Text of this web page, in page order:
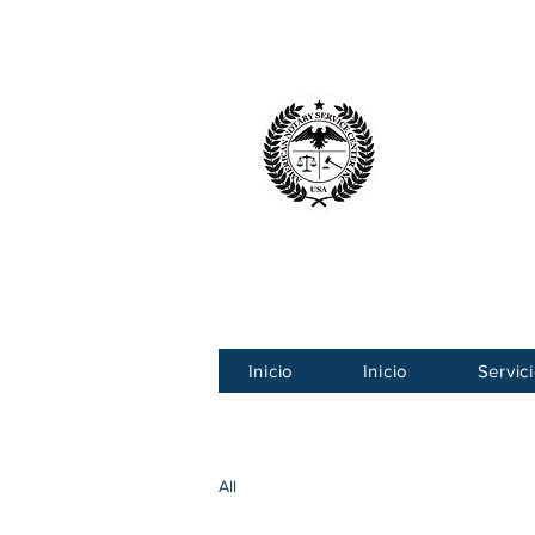
Inicio Inicio
All